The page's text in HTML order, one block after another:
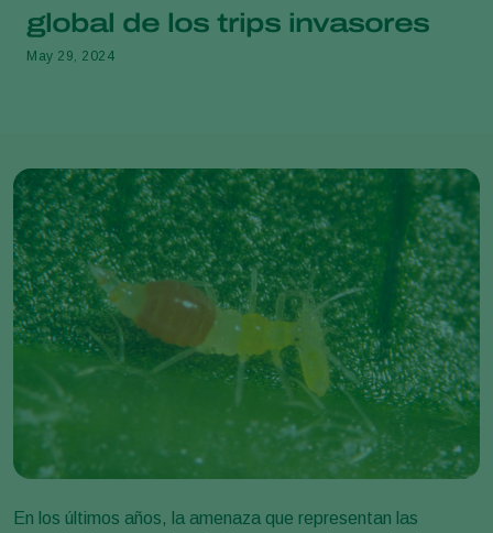
global de los trips invasores
May 29, 2024
En los últimos años, la amenaza que representan las